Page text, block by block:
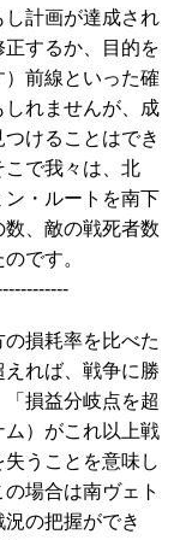
計画が達成され
するか、目的を
前線といった確
れませんが、成
けることはでき
こで我々は、北
ン・ルートを南下
、敵の戦死者数
です。
損耗率を比べた
れば、戦争に勝
損益分岐点を超
ム）がこれ以上戦
うことを意味し
場合は南ヴェト
の把握ができ